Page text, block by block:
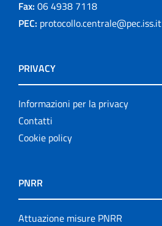
Fax: 06 4938 7118
PEC: protocollo.centrale@pec.iss.it
PRIVACY
Informazioni per la privacy
Contatti
Cookie policy
PNRR
Attuazione misure PNRR